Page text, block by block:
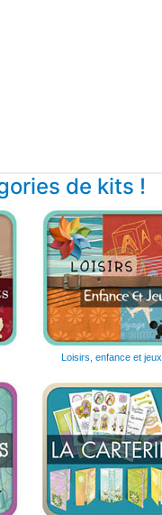
de kits !
Loisirs, enfance et jeux